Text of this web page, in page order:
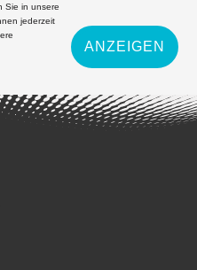
Sie in unsere
jederzeit
ANZEIGEN